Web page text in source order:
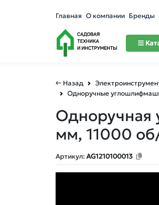
Главная О компании Бренды
← Назад
Одноручные
Одноручная
мм, 11000
Артикул: AG1210100013